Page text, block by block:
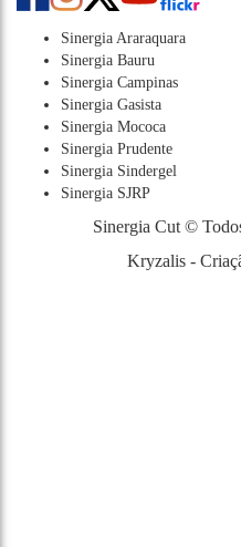
Sinergia Araraquara
Sinergia Bauru
Sinergia Campinas
Sinergia Gasista
Sinergia Mococa
Sinergia Prudente
Sinergia Sindergel
Sinergia SJRP
Sinergia Cut ©
Kryzalis -